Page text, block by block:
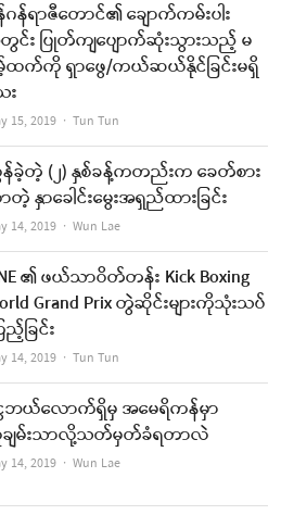
ဂန်ရာဇီတောင်၏ ချောက်ကမ်းပါး
င်း ပြုတ်ကျပျောက်ဆုံးသွားသည့် မ
ထက်ကို ရှာဖွေ/ကယ်ဆယ်နိုင်ခြင်းမရှိ
း
15, 2019 Author
Tun Tun
ခဲ့တဲ့ (၂) နှစ်ခန့်ကတည်းက ခေတ်စား
တဲ့ နှာခေါင်းမွေးအရှည်ထားခြင်း
14, 2019 Author
Wun Lae
၏ ဖယ်သာဝိတ်တန်း Kick Boxing
Grand Prix တွဲဆိုင်းများကိုသုံးသပ်
ခြင်း
14, 2019 Author
Tun Tun
ဘယ်လောက်ရှိမှ အမေရိကန်မှာ
ျမ်းသာလို့သတ်မှတ်ခံရတာလဲ
14, 2019 Author
Wun Lae